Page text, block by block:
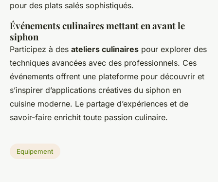
pour des plats salés sophistiqués.
Événements culinaires mettant en avant le
siphon
Participez à des ateliers culinaires pour explorer des
techniques avancées avec des professionnels. Ces
événements offrent une plateforme pour découvrir et
s’inspirer d’applications créatives du siphon en
cuisine moderne. Le partage d’expériences et de
savoir-faire enrichit toute passion culinaire.
Equipement